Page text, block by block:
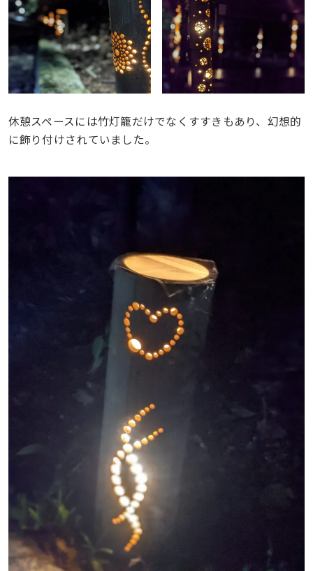
休憩スペースには竹灯籠だけでなくすすきもあり、幻想的
に飾り付けされていました。